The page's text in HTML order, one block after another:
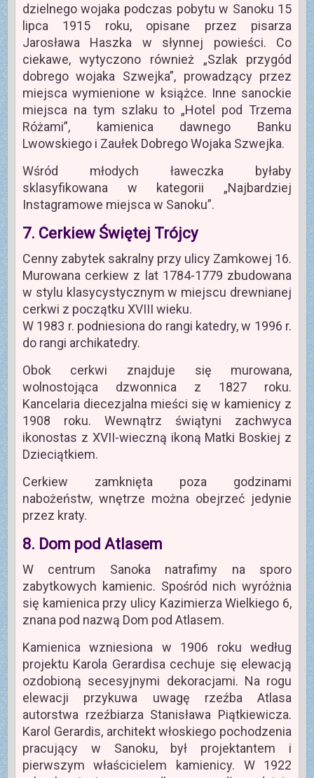
dzielnego wojaka podczas pobytu w Sanoku 15
lipca 1915 roku, opisane przez pisarza
Jarosława Haszka w słynnej powieści. Co
ciekawe, wytyczono również „Szlak przygód
dobrego wojaka Szwejka”, prowadzący przez
miejsca wymienione w książce. Inne sanockie
miejsca na tym szlaku to „Hotel pod Trzema
Różami”, kamienica dawnego Banku
Lwowskiego i Zaułek Dobrego Wojaka Szwejka.
Wśród młodych ławeczka byłaby
sklasyfikowana w kategorii „Najbardziej
Instagramowe miejsca w Sanoku”.
7. Cerkiew Świętej Trójcy
Cenny zabytek sakralny przy ulicy Zamkowej 16.
Murowana cerkiew z lat 1784-1779 zbudowana
w stylu klasycystycznym w miejscu drewnianej
cerkwi z początku XVIII wieku.
W 1983 r. podniesiona do rangi katedry, w 1996 r.
do rangi archikatedry.
Obok cerkwi znajduje się murowana,
wolnostojąca dzwonnica z 1827 roku.
Kancelaria diecezjalna mieści się w kamienicy z
1908 roku. Wewnątrz świątyni zachwyca
ikonostas z XVII-wieczną ikoną Matki Boskiej z
Dzieciątkiem.
Cerkiew zamknięta poza godzinami
nabożeństw, wnętrze można obejrzeć jedynie
przez kraty.
8. Dom pod Atlasem
W centrum Sanoka natrafimy na sporo
zabytkowych kamienic. Spośród nich wyróżnia
się kamienica przy ulicy Kazimierza Wielkiego 6,
znana pod nazwą Dom pod Atlasem.
Kamienica wzniesiona w 1906 roku według
projektu Karola Gerardisa cechuje się elewacją
ozdobioną secesyjnymi dekoracjami. Na rogu
elewacji przykuwa uwagę rzeźba Atlasa
autorstwa rzeźbiarza Stanisława Piątkiewicza.
Karol Gerardis, architekt włoskiego pochodzenia
pracujący w Sanoku, był projektantem i
pierwszym właścicielem kamienicy. W 1922